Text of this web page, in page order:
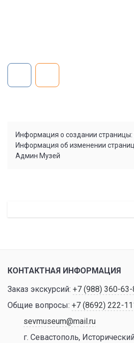
Информация о создании страницы:
Информация об изменении
Админ Музей
КОНТАКТНАЯ ИНФОРМАЦИЯ
Заказ экскурсий: +7 (988) 360-63-
Общие вопросы: +7 (8692) 222-
sevmuseum@mail.ru
г. Севастополь,